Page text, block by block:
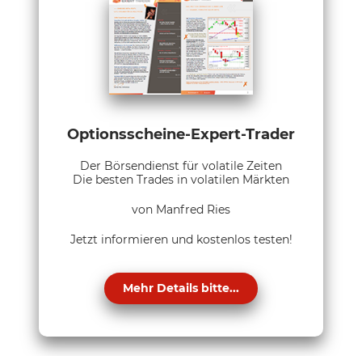
Optionsscheine-Expert-Trader
Der Börsendienst für volatile Zeiten
Die besten Trades in volatilen Märkten
von Manfred Ries
Jetzt informieren und kostenlos testen!
Mehr Details bitte...